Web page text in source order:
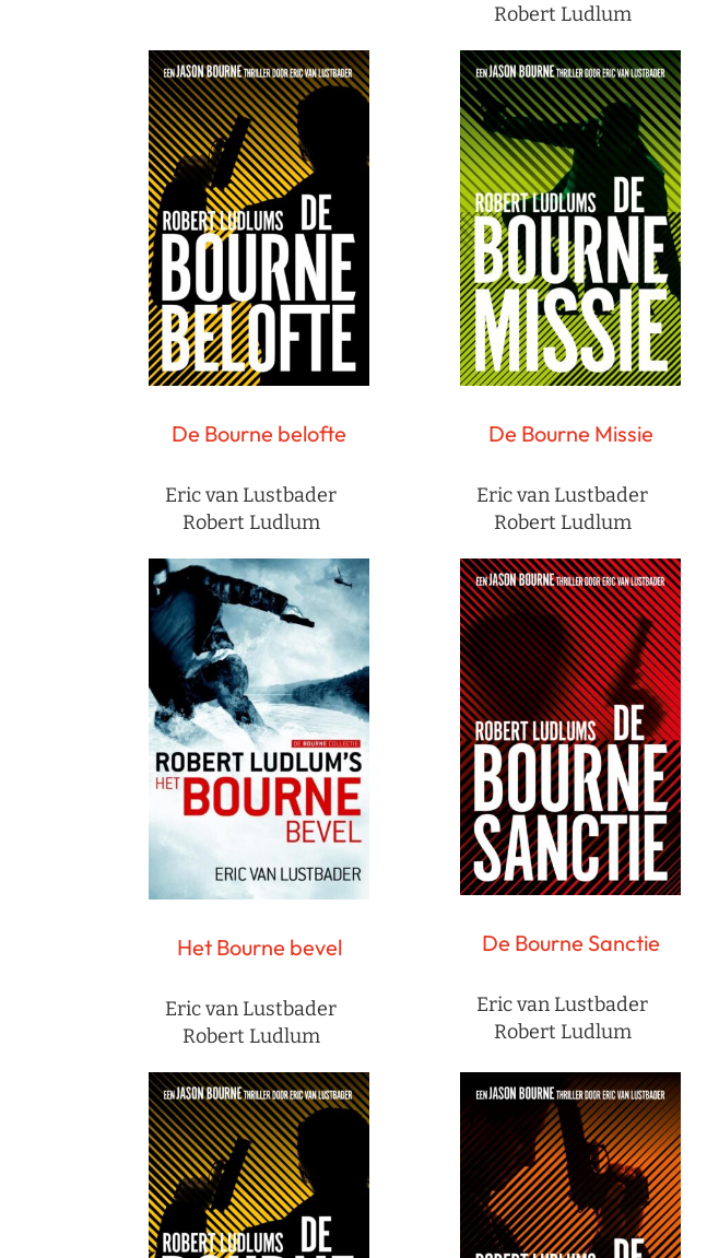
Robert Ludlum
De Bourne belofte
Eric van Lustbader
Robert Ludlum
De Bourne Missie
Eric van Lustbader
Robert Ludlum
Het Bourne bevel
Eric van Lustbader
Robert Ludlum
De Bourne Sanctie
Eric van Lustbader
Robert Ludlum